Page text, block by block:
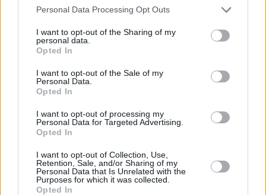
Please note that this website/app uses one or more Google
not limited to your visit or usage behaviour. You may click to
grant or deny consent to Google and its third-party tags to
use your data for below specified purposes in below Google
consent section.
Personal Data Processing Opt Outs
I want to opt-out of the Sharing of my
personal data.
Opted In
I want to opt-out of the Sale of my
Personal Data.
Opted In
I want to opt-out of processing my
Personal Data for Targeted Advertising.
Opted In
I want to opt-out of Collection, Use,
Retention, Sale, and/or Sharing of my
Personal Data that Is Unrelated with the
Purposes for which it was collected.
Opted In
ΚΕΦΑ για την Προμήθεια Υλικών
«LANDING G
ΤΙΤΛΟΣ
Παροχή υπηρεσιών Δορυφορικών
οχήματα